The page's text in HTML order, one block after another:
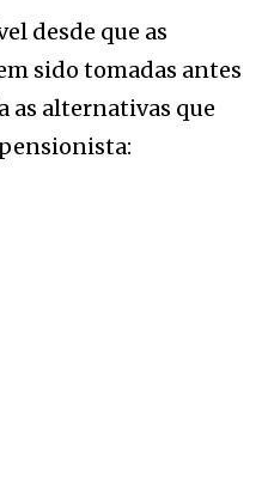
desde que as
sido tomadas antes
as alternativas que